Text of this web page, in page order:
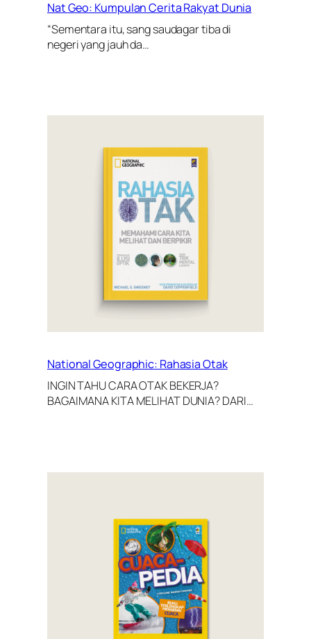
Nat Geo: Kumpulan Cerita Rakyat Dunia
“Sementara itu, sang saudagar tiba di
negeri yang jauh da…
National Geographic: Rahasia Otak
INGIN TAHU CARA OTAK BEKERJA?
BAGAIMANA KITA MELIHAT DUNIA? DARI…